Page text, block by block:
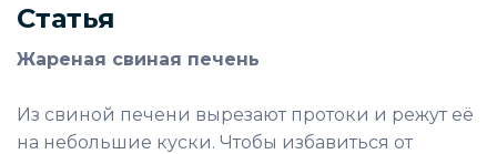
Статья
Жареная свиная печень
Из свиной печени вырезают протоки и режут её
на небольшие куски. Чтобы избавиться от